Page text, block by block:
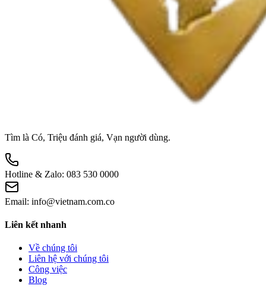
Tìm là Có, Triệu đánh giá, Vạn người dùng.
Hotline & Zalo: 083 530 0000
Email: info@vietnam.com.co
Liên kết nhanh
Về chúng tôi
Liên hệ với chúng tôi
Công việc
Blog